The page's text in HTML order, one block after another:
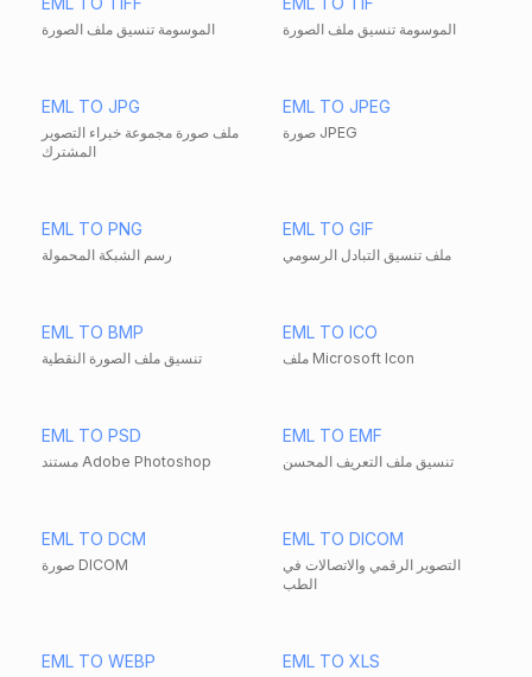
الموسومة تنسيق ملف الصورة الموسومة تنسيق ملف الصورة
EML TO JPG
ملف صورة مجموعة خبراء التصوير
المشترك
EML TO JPEG
صورة JPEG
EML TO PNG
رسم الشبكة المحمولة
EML TO GIF
ملف تنسيق التبادل الرسومي
EML TO BMP
تنسيق ملف الصورة النقطية
EML TO ICO
ملف Microsoft Icon
EML TO PSD
مستند Adobe Photoshop
EML TO EMF
تنسيق ملف التعريف المحسن
EML TO DCM
صورة DICOM
EML TO DICOM
التصوير الرقمي والاتصالات في
الطب
EML TO WEBP EML TO XLS